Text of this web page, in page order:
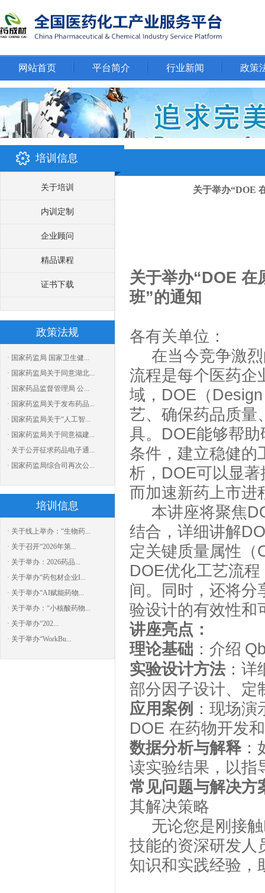
网站首页 平台简介 行业新闻 政策
培训信息
关于培训
内训定制
企业顾问
精品课程
证书下载
政策法规
· 国家药监局 国家卫生健...
· 国家药监局关于同意湖北...
· 国家药品监督管理局 公...
· 国家药监局关于发布药品...
· 国家药监局关于“人工智...
· 国家药监局关于同意福建...
· 关于公开征求药品电子通...
· 国家药监局综合司再次公...
培训信息
· 关于线上举办：“生物药...
· 关于召开“2026年第...
· 关于举办：2026药品...
· 关于举办“药包材企业I...
· 关于举办“AI赋能药物...
· 关于举办：“小核酸药物...
· 关于举办“202...
· 关于举办“WorkBu...
关于举办“DOE
关于举办“DOE 在
班”的通知
各有关单位：
在当今竞争激
流程是每个医药企
域， DOE（
艺、确保药品质量
具。DOE能够帮
条件，建立稳健的
析，DOE可以显
而加速新药上市进
本讲座将聚焦
结合，详细讲解
定关键质量属性（
DOE优化工艺流
间。同时，还将分
验设计的有效性和
讲座亮点：
理论基础 ：介绍
实验设计方法：详
部分因子设计、定
应用案例 ：现场
DOE 在药物开发
数据分析与解释：
读实验结果，以指
常见问题与解决方
其解决策略
无论您是刚接触
技能的资深研发人
知识和实践经验，